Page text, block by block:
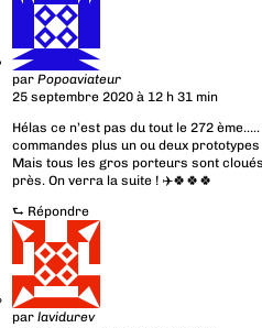
parPopoaviateur
25 septembre 2020 à 12 h 31 min
Hélas ce n’est pas du tout le 272
commandes plus un ou deux
Mais tous les gros porteurs sont
près. On verra la suite ! ✈️🍀🍀🍀
⮑ Répondre
parlavidurev